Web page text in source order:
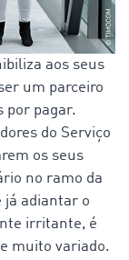
aos seus
um parceiro
por pagar.
do Serviço
os seus
no ramo da
já adiantar o
irritante, é
muito variado.